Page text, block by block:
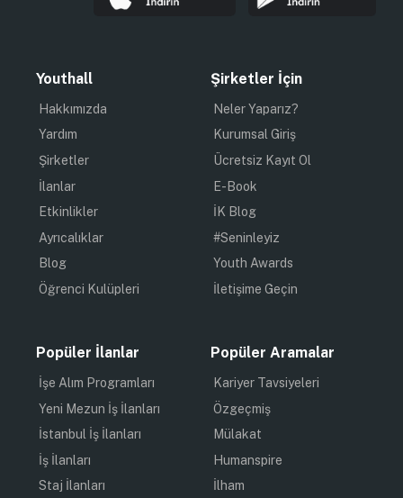
Youthall
Hakkımızda
Yardım
Şirketler
İlanlar
Etkinlikler
Ayrıcalıklar
Blog
Öğrenci Kulüpleri
Şirketler İçin
Neler Yaparız?
Kurumsal Giriş
Ücretsiz Kayıt Ol
E-Book
İK Blog
#Seninleyiz
Youth Awards
İletişime Geçin
Popüler İlanlar
İşe Alım Programları
Yeni Mezun İş İlanları
İstanbul İş İlanları
İş İlanları
Staj İlanları
Popüler Aramalar
Kariyer Tavsiyeleri
Özgeçmiş
Mülakat
Humanspire
İlham